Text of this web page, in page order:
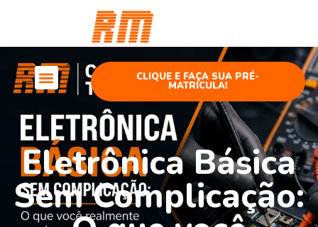
CLIQUE E FAÇA SUA PRÉ-
MATRÍCULA!
Eletrônica Básica
Sem Complicação: